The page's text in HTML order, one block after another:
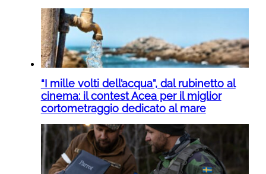
“I mille volti dell’acqua”, dal rubinetto al
cinema: il contest Acea per il miglior
cortometraggio dedicato al mare